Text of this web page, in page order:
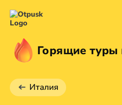
Горящие
Италия